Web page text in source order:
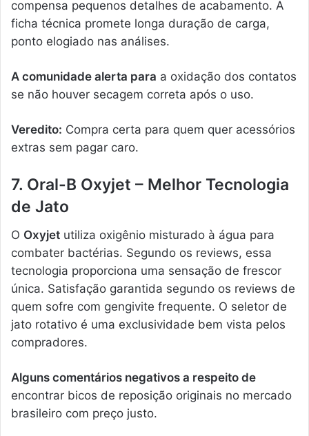
compensa pequenos detalhes de acabamento. A
ficha técnica promete longa duração de carga,
ponto elogiado nas análises.
A comunidade alerta para a oxidação dos contatos
se não houver secagem correta após o uso.
Veredito: Compra certa para quem quer acessórios
extras sem pagar caro.
7. Oral-B Oxyjet – Melhor Tecnologia
de Jato
O Oxyjet utiliza oxigênio misturado à água para
combater bactérias. Segundo os reviews, essa
tecnologia proporciona uma sensação de frescor
única. Satisfação garantida segundo os reviews de
quem sofre com gengivite frequente. O seletor de
jato rotativo é uma exclusividade bem vista pelos
compradores.
Alguns comentários negativos a respeito de
encontrar bicos de reposição originais no mercado
brasileiro com preço justo.